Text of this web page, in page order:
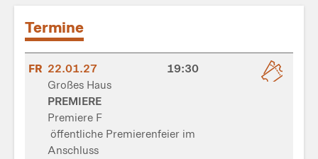
Termine
FR 22.01.27
19:30
Großes Haus
PREMIERE
Premiere F
öffentliche Premierenfeier im
Anschluss